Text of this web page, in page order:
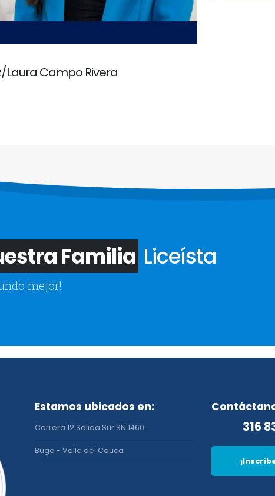
Campo Rivera
Familia Liceísta
mejor!
Estamos ubicados en:
Carrera 12 Salida Sur SN 1460.
Buga - Valle del Cauca
316